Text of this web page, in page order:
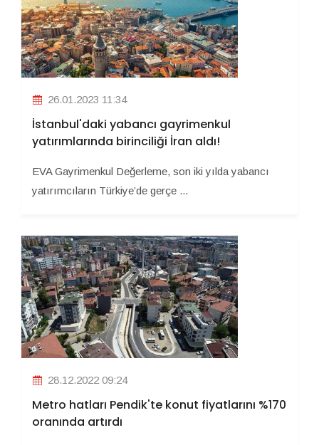
26.01.2023 11:34
İstanbul'daki yabancı gayrimenkul
yatırımlarında birinciliği İran aldı!
EVA Gayrimenkul Değerleme, son iki yılda yabancı
yatırımcıların Türkiye’de gerçe ...
28.12.2022 09:24
Metro hatları Pendik'te konut fiyatlarını %170
oranında artırdı